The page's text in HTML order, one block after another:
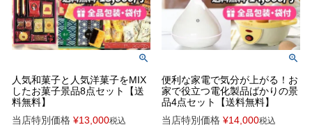
人気和菓子と人気洋菓子をMIX
したお菓子景品8点セット【送
料無料】
当店特別価格 ¥13,000税込
便利な家電で気分が上がる！お
家で役立つ電化製品ばかりの景
品4点セット【送料無料】
当店特別価格 ¥14,000税込